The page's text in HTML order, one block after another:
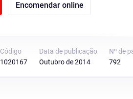
Encomendar online
Código
1020167
Data de publicação
Outubro de 2014
Nº de
792